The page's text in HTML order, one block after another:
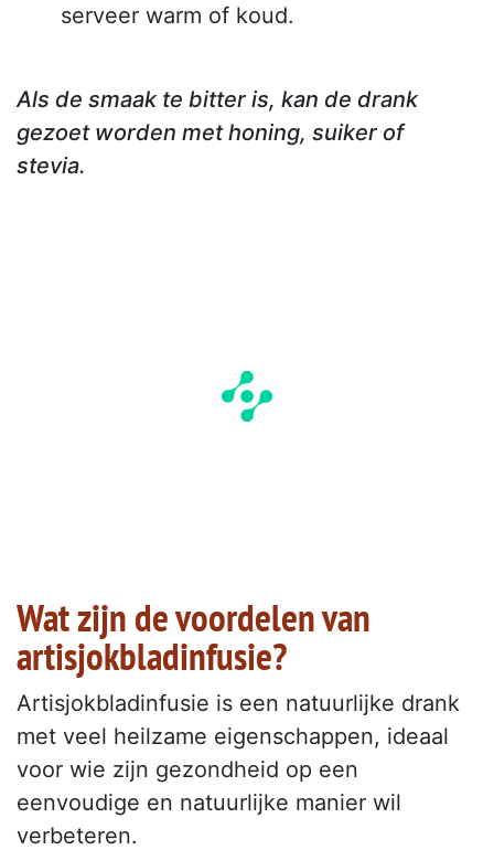
serveer warm of koud.
Als de smaak te bitter is, kan de drank
gezoet worden met honing, suiker of
stevia.
Wat zijn de voordelen van
artisjokbladinfusie?
Artisjokbladinfusie is een natuurlijke drank
met veel heilzame eigenschappen, ideaal
voor wie zijn gezondheid op een
eenvoudige en natuurlijke manier wil
verbeteren.